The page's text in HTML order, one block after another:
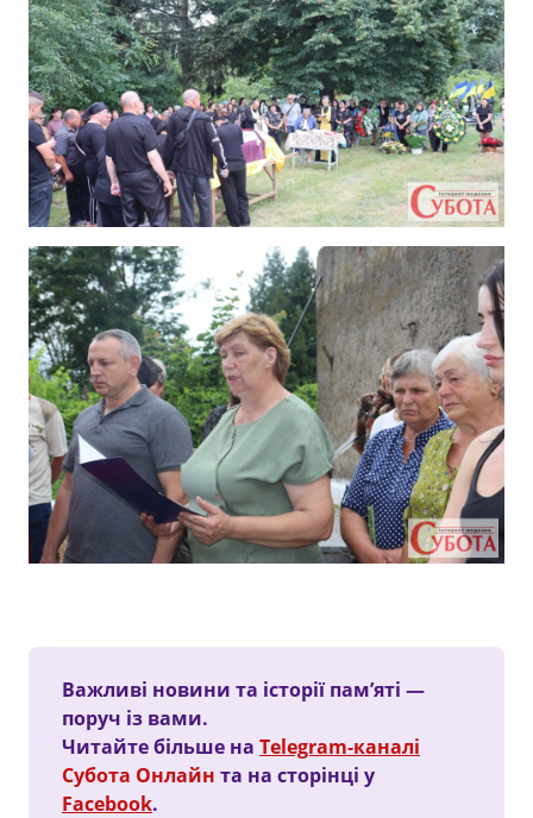
Важливі новини та історії пам’яті —
поруч із вами.
Читайте більше на Telegram-каналі
Субота Онлайн та на сторінці у
Facebook.